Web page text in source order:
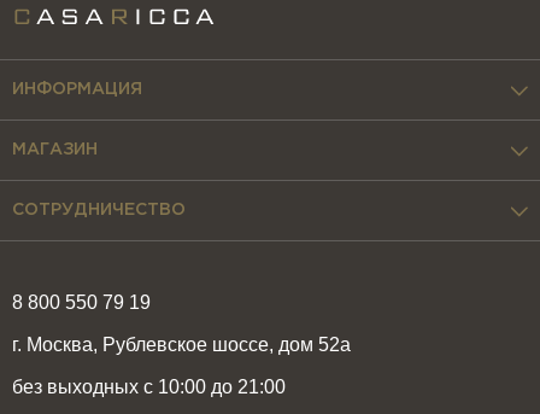
8 800 550 79 19
г. Москва, Рублевское шоссе, дом 52а
без выходных с 10:00 до 21:00
ИНФОРМАЦИЯ
МАГАЗИН
СОТРУДНИЧЕСТВО